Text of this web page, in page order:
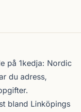
på 1kedja: Nordic
du adress,
bland Linköpings